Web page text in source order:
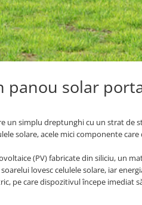
panou solar
un simplu dreptunghi cu un strat de
solare, acele mici componente
(PV) fabricate din siliciu, un
lovesc celulele solare, iar
pe care dispozitivul începe imediat